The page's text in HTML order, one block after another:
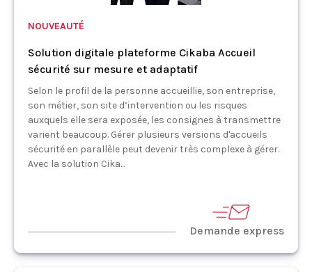
NOUVEAUTÉ
Solution digitale plateforme Cikaba Accueil
sécurité sur mesure et adaptatif
Selon le profil de la personne accueillie, son entreprise,
son métier, son site d’intervention ou les risques
auxquels elle sera exposée, les consignes à transmettre
varient beaucoup. Gérer plusieurs versions d'accueils
sécurité en parallèle peut devenir très complexe à gérer.
Avec la solution Cika...
Demande express